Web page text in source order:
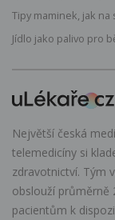
Tipy maminek, jak
Jídlo jako palivo pro
Největší česká
telemedicíny si
zdravotnictví. Tým
obslouží průměrně
pacientům k